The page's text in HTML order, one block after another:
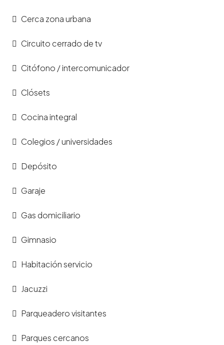
Cerca zona urbana
Circuito cerrado de tv
Citófono / intercomunicador
Clósets
Cocina integral
Colegios / universidades
Depósito
Garaje
Gas domiciliario
Gimnasio
Habitación servicio
Jacuzzi
Parqueadero visitantes
Parques cercanos